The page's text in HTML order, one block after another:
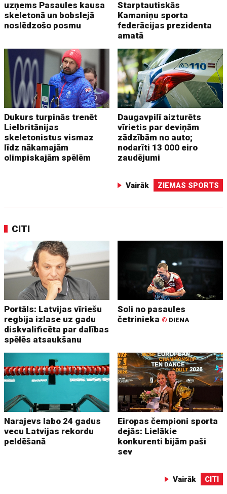
uzņems Pasaules kausa
skeletonā un bobslejā
noslēdzošo posmu
Starptautiskās
Kamaniņu sporta
federācijas prezidenta
amatā
Dukurs turpinās trenēt
Lielbritānijas
skeletonistus vismaz
līdz nākamajām
olimpiskajām spēlēm
Daugavpilī aizturēts
vīrietis par deviņām
zādzībām no auto;
nodarīti 13 000 eiro
zaudējumi
Vairāk ZIEMAS SPORTS
CITI
Portāls: Latvijas vīriešu
regbija izlase uz gadu
diskvalificēta par dalības
spēlēs atsaukšanu
Soli no pasaules
četrinieka © DIENA
Narajevs labo 24 gadus
vecu Latvijas rekordu
peldēšanā
Eiropas čempioni sporta
dejās: Lielākie
konkurenti bijām paši
sev
Vairāk CITI